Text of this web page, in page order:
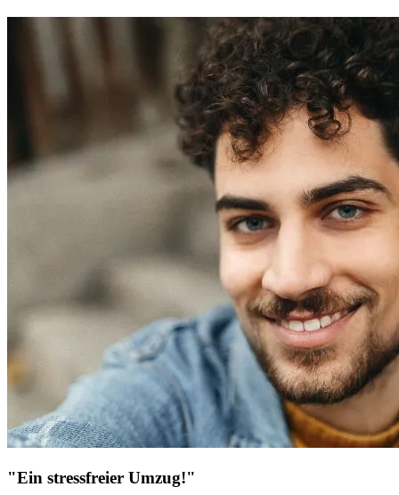
"Ein stressfreier Umzug!"